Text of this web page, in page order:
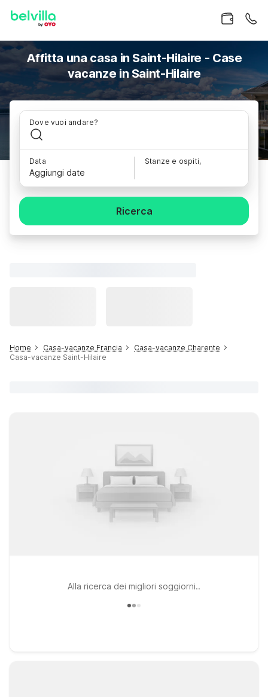
Affitta una casa in Saint-Hilaire - Case
vacanze in Saint-Hilaire
Dove vuoi andare?
Data
Aggiungi date
Stanze e ospiti,
Ricerca
Home Casa-vacanze Francia
Casa-vacanze Charente
Casa-vacanze Saint-Hilaire
Alla ricerca dei migliori soggiorni..